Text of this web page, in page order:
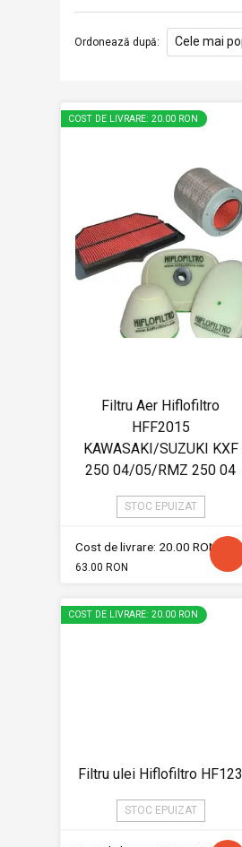
Ordonează după:
COST DE LIVRARE: 20.00 RON
Filtru Aer Hiflofiltro
HFF2015
KAWASAKI/SUZUKI KXF
250 04/05/RMZ 250 04
STOC EPUIZAT
Cost de livrare: 20.00 RON
63.00 RON
COST DE LIVRARE: 20.00 RON
Filtru ulei Hiflofiltro HF123
STOC EPUIZAT